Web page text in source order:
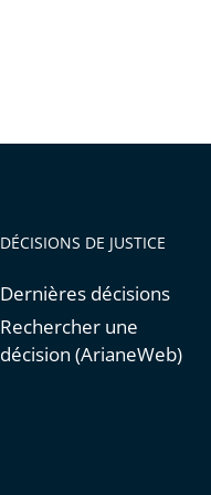
DÉCISIONS DE JUSTICE
Dernières décisions
Rechercher une
décision (ArianeWeb)